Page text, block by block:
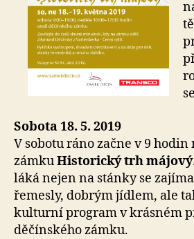
Sobota 18. 5. 2019
V sobotu ráno začne v 9 hodin
zámkuHistorický trh májový
láká nejen na stánky se
řemesly, dobrým jídlem, ale
kulturní program v krásném
děčínského zámku.